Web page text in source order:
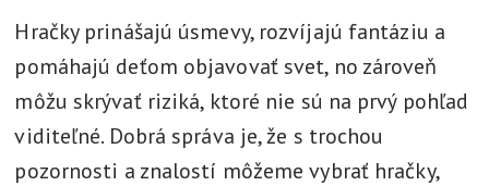
š
i
Hračky prinášajú úsmevy, rozvíjajú fantáziu a
pomáhajú deťom objavovať svet, no zároveň
môžu skrývať riziká, ktoré nie sú na prvý pohľad
viditeľné. Dobrá správa je, že s trochou
pozornosti a znalostí môžeme vybrať hračky,